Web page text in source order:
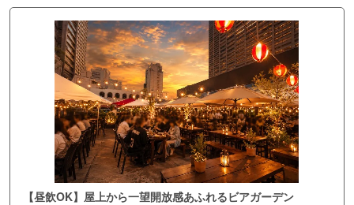
【昼飲OK】屋上から一望開放感あふれるビアガーデン